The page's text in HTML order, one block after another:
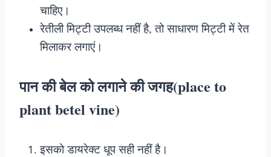
चाहिए।
रेतीली मिट्टी उपलब्ध नहीं है, तो साधारण मिट्टी में रेत
मिलाकर लगाएं।
पान की बेल को लगाने की जगह(place to
plant betel vine)
इसको डायरेक्ट धूप सही नहीं है।